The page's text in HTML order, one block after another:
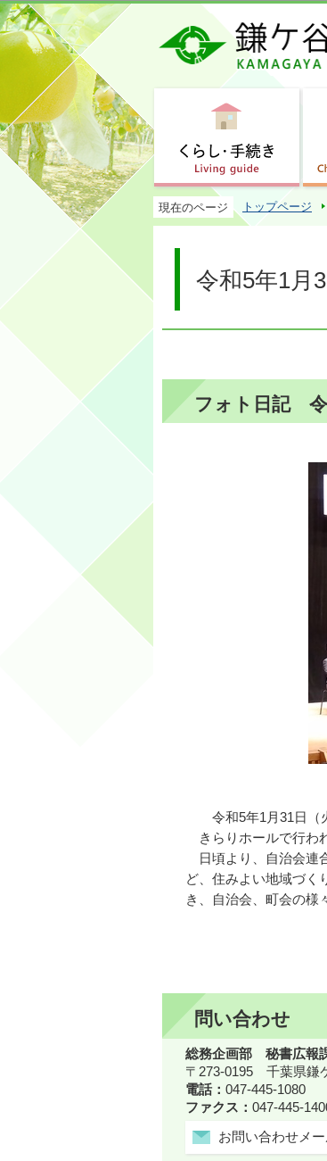
現在のページ トップページ
令和5年1月
フォト日記 令
令和5年1月31日（
きらりホールで行わ
日頃より、自治会連
ど、住みよい地域づく
き、自治会、町会の様
問い合わせ
総務企画部 秘書広報
〒273-0195 千葉県鎌
電話： 047-445-1080
ファクス： 047-445-
お問い合わせメ